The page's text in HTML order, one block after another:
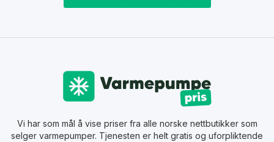
Vi har som mål å vise priser fra alle norske nettbutikker som
selger varmepumper. Tjenesten er helt gratis og uforpliktende